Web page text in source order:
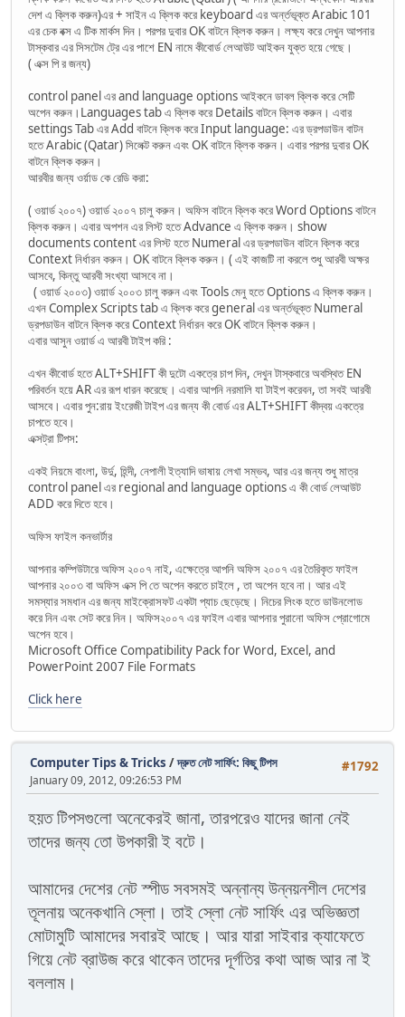
দেশ এ ক্লিক করুন)এর + সাইন এ ক্লিক করে keyboard এর অর্ন্তভূক্ত Arabic 101
এর চেক বক্স এ টিক মার্কস দিন। পরপর দুবার OK বাটনে ক্লিক করুন। লক্ষ্য করে দেখুন আপনার
টাস্কবার এর সিসটেম ট্রে এর পাশে EN নামে কীবোর্ড লেআউট আইকন যুক্ত হয়ে গেছে।
( এক্স পি র জন্য)
control panel এর and language options আইকনে ডাবল ক্লিক করে সেটি
অপেন করুন।Languages tab এ ক্লিক করে Details বাটনে ক্লিক করুন। এবার
settings Tab এর Add বাটনে ক্লিক করে Input language: এর ড্রপডাউন বাটন
হতে Arabic (Qatar) সিলেক্ট করুন এবং OK বাটনে ক্লিক করুন। এবার পরপর দুবার OK
বাটনে ক্লিক করুন।
আরবীর জন্য ওর্য়াড কে রেডি করা:
( ওয়ার্ড ২০০৭) ওয়ার্ড ২০০৭ চালু করুন। অফিস বাটনে ক্লিক করে Word Options বাটনে
ক্লিক করুন। এবার অপশন এর লিস্ট হতে Advance এ ক্লিক করুন। show
documents content এর লিস্ট হতে Numeral এর ড্রপডাউন বাটনে ক্লিক করে
Context নির্ধারন করুন। OK বাটনে ক্লিক করুন। ( এই কাজটি না করলে শুধু আরবী অক্ষর
আসবে, কিন্তু আরবী সংখ্যা আসবে না।
( ওয়ার্ড ২০০৩) ওয়ার্ড ২০০৩ চালু করুন এবং Tools মেনু হতে Options এ ক্লিক করুন।
এখন Complex Scripts tab এ ক্লিক করে general এর অর্ন্তভূক্ত Numeral
ড্রপডাউন বাটনে ক্লিক করে Context নির্ধারন করে OK বাটনে ক্লিক করুন।
এবার আসুন ওয়ার্ড এ আরবী টাইপ করি :
এখন কীবোর্ড হতে ALT+SHIFT কী দুটো একত্রে চাপ দিন, দেখুন টাস্কবারে অবস্থিত EN
পরিবর্তন হয়ে AR এর রূপ ধারন করেছে। এবার আপনি নরমালি যা টাইপ করেবন, তা সবই আরবী
আসবে। এবার পুন:রায় ইংরেজী টাইপ এর জন্য কী বোর্ড এর ALT+SHIFT কীদ্বয় একত্রে
চাপতে হবে।
এক্সট্রা টিপস:
একই নিয়মে বাংলা, উর্দু, হিন্দী, নেপালী ইত্যাদি ভাষায় লেখা সম্ভব, আর এর জন্য শুধু মাত্র
control panel এর regional and language options এ কী বোর্ড লেআউট
ADD করে দিতে হবে।
অফিস ফাইল কনভার্টার
আপনার কম্পিউটারে অফিস ২০০৭ নাই, এক্ষেত্রে আপনি অফিস ২০০৭ এর তৈরিকৃত ফাইল
আপনার ২০০৩ বা অফিস এক্স পি তে অপেন করতে চাইলে , তা অপেন হবে না। আর এই
সমস্যার সমধান এর জন্য মাইক্রোসফট একটা প্যাচ ছেড়েছে। নিচের লিংক হতে ডাউনলোড
করে নিন এবং সেট করে নিন। অফিস২০০৭ এর ফাইল এবার আপনার পুরানো অফিস প্রোগোমে
অপেন হবে।
Microsoft Office Compatibility Pack for Word, Excel, and
PowerPoint 2007 File Formats
Click here
#1792
Computer Tips & Tricks /দ্রুত নেট সার্ফিং: কিছু টিপস
January 09, 2012, 09:26:53 PM
হয়ত টিপসগুলো অনেকেরই জানা, তারপরেও যাদের জানা নেই
তাদের জন্য তো উপকারী ই বটে।
আমাদের দেশের নেট স্পীড সবসমই অন্নান্য উন্নয়নশীল দেশের
তূলনায় অনেকখানি স্লো। তাই স্লো নেট সার্ফিং এর অভিজ্ঞতা
মোটামুটি আমাদের সবারই আছে। আর যারা সাইবার ক্যাফেতে
গিয়ে নেট ব্রাউজ করে থাকেন তাদের দূর্গতির কথা আজ আর না ই
বললাম।